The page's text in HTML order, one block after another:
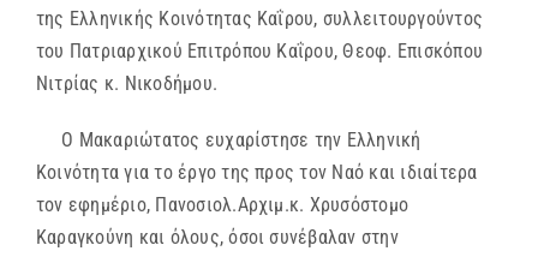
της Ελληνικής Κοινότητας Καΐρου, συλλειτουργούντος
του Πατριαρχικού Επιτρόπου Καΐρου, Θεοφ. Επισκόπου
Νιτρίας κ. Νικοδήμου.
Ο Μακαριώτατος ευχαρίστησε την Ελληνική
Κοινότητα για το έργο της προς τον Ναό και ιδιαίτερα
τον εφημέριο, Πανοσιολ.Αρχιμ.κ. Χρυσόστομο
Καραγκούνη και όλους, όσοι συνέβαλαν στην